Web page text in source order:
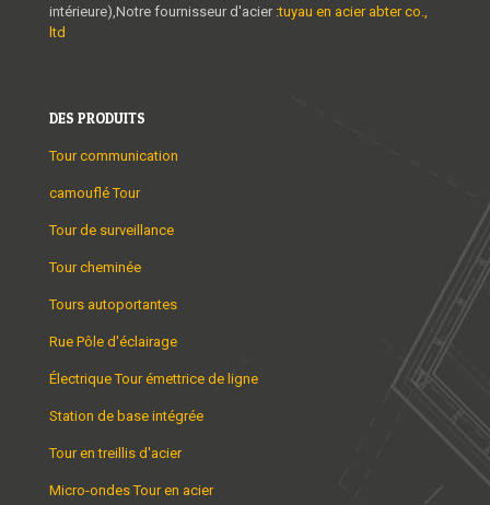
intérieure),Notre fournisseur d'acier :tuyau en acier abter co.,
ltd
DES PRODUITS
Tour communication
camouflé Tour
Tour de surveillance
Tour cheminée
Tours autoportantes
Rue Pôle d'éclairage
Électrique Tour émettrice de ligne
Station de base intégrée
Tour en treillis d'acier
Micro-ondes Tour en acier